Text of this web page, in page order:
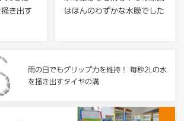
き出す
はほんのわずかな水膜でした
雨の日でもグリップ力を維持！ 毎秒2Lの水
を掻き出すタイヤの溝